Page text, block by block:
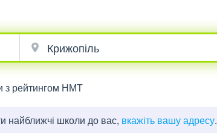
з рейтингом НМТ
найближчі школи до вас, вкажіть вашу адресу.